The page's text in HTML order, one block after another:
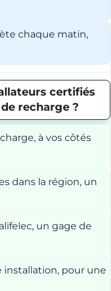
chaque matin,
certifiés
recharge ?
à vos côtés
dans la région, un
un gage de
installation, pour une